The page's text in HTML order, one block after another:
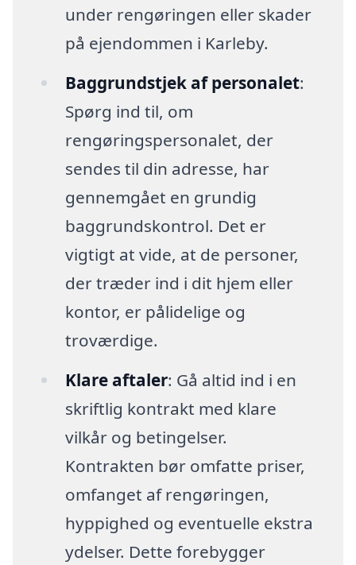
under rengøringen eller skader
på ejendommen i Karleby.
Baggrundstjek af personalet:
Spørg ind til, om
rengøringspersonalet, der
sendes til din adresse, har
gennemgået en grundig
baggrundskontrol. Det er
vigtigt at vide, at de personer,
der træder ind i dit hjem eller
kontor, er pålidelige og
troværdige.
Klare aftaler: Gå altid ind i en
skriftlig kontrakt med klare
vilkår og betingelser.
Kontrakten bør omfatte priser,
omfanget af rengøringen,
hyppighed og eventuelle ekstra
ydelser. Dette forebygger